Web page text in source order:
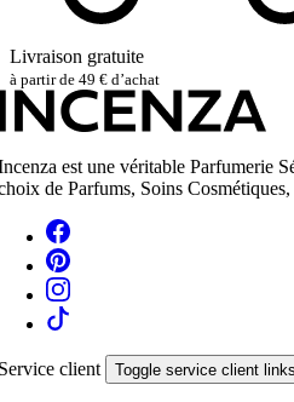
Livraison gratuite
à partir de 49 € d’achat
est une véritable Parfumerie
de Parfums, Soins
client Toggle service client links